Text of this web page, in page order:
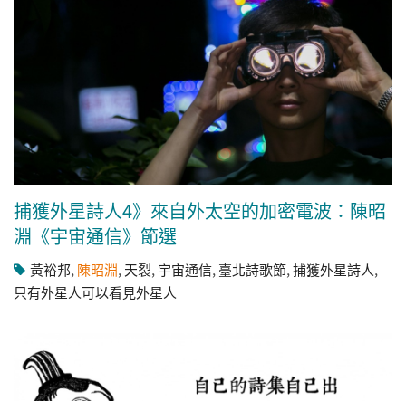
捕獲外星詩人4》來自外太空的加密電波：陳昭
淵《宇宙通信》節選
黃裕邦, 陳昭淵, 天裂, 宇宙通信, 臺北詩歌節,捕獲外星詩人,
只有外星人可以看見外星人